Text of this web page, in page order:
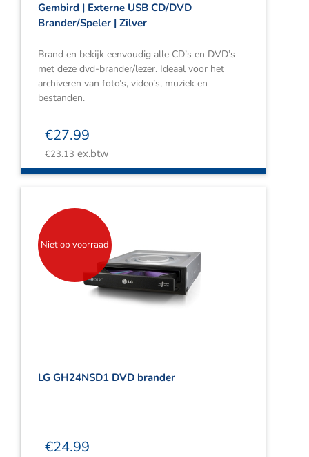
Gembird | Externe USB CD/DVD
Brander/Speler | Zilver
Brand en bekijk eenvoudig alle CD’s en DVD’s
met deze dvd-brander/lezer. Ideaal voor het
archiveren van foto’s, video’s, muziek en
bestanden.
€27.99
€23.13 ex.btw
Niet op voorraad
LG GH24NSD1 DVD brander
€24.99